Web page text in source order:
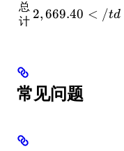
总
计 2,669.40</td>
2,669.40 < /td
常见问题